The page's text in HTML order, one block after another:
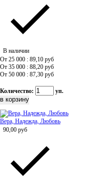
В наличии
От 25 000 : 89,10 руб
От 35 000 : 88,20 руб
От 50 000 : 87,30 руб
Количество: уп.
Вера, Надежда, Любовь
90,00 руб